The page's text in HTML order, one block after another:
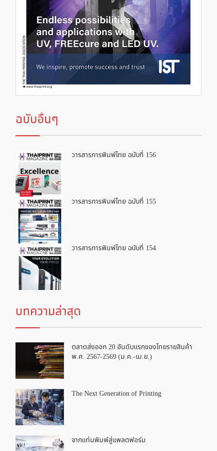
ฉบับอื่นๆ
วารสารการพิมพ์ไทย ฉบับที่ 156
วารสารการพิมพ์ไทย ฉบับที่ 155
วารสารการพิมพ์ไทย ฉบับที่ 154
บทความล่าสุด
ตลาดส่งออก 20 อันดับแรกของไทยรายสินค้า
พ.ศ. 2567-2569 (ม.ค.-เม.ย.)
The Next Generation of Printing
จากแท่นพิมพ์สู่แพลตฟอร์ม